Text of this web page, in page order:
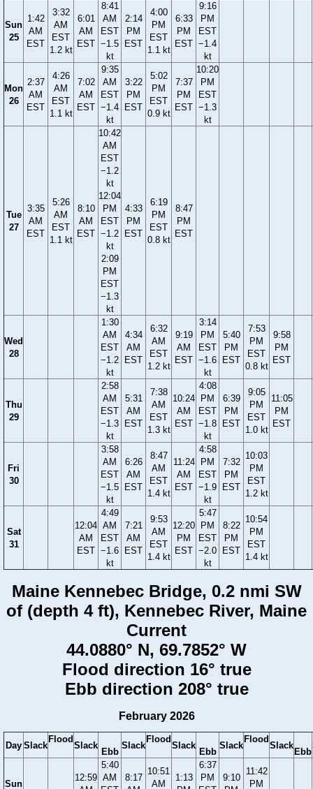
Sun
25
1:42
AM
EST
3:32
AM
EST
1.2 kt
6:01
AM
EST
8:41
AM
EST
−1.5
kt
2:14
PM
EST
4:00
PM
EST
1.1 kt
6:33
PM
EST
9:16
PM
EST
−1.4
kt
Mon
26
2:37
AM
EST
4:26
AM
EST
1.1 kt
7:02
AM
EST
9:35
AM
EST
−1.4
kt
3:22
PM
EST
5:02
PM
EST
0.9 kt
7:37
PM
EST
10:20
PM
EST
−1.3
kt
Tue
27
3:35
AM
EST
5:26
AM
EST
1.1 kt
8:10
AM
EST
10:42
AM
EST
−1.2
kt
12:04
PM
EST
−1.2
kt
2:09
PM
EST
−1.3
kt
4:33
PM
EST
6:19
PM
EST
0.8 kt
8:47
PM
EST
Wed
28
1:30
AM
EST
−1.2
kt
4:34
AM
EST
6:32
AM
EST
1.2 kt
9:19
AM
EST
3:14
PM
EST
−1.6
kt
5:40
PM
EST
7:53
PM
EST
0.8 kt
9:58
PM
EST
Thu
29
2:58
AM
EST
−1.3
kt
5:31
AM
EST
7:38
AM
EST
1.3 kt
10:24
AM
EST
4:08
PM
EST
−1.8
kt
6:39
PM
EST
9:05
PM
EST
1.0 kt
11:05
PM
EST
Fri
30
3:58
AM
EST
−1.5
kt
6:26
AM
EST
8:47
AM
EST
1.4 kt
11:24
AM
EST
4:58
PM
EST
−1.9
kt
7:32
PM
EST
10:03
PM
EST
1.2 kt
Sat
31
12:04
AM
EST
4:49
AM
EST
−1.6
kt
7:21
AM
EST
9:53
AM
EST
1.4 kt
12:20
PM
EST
5:47
PM
EST
−2.0
kt
8:22
PM
EST
10:54
PM
EST
1.4 kt
Maine Kennebec Bridge, 0.2 nmi SW
of (depth 4 ft), Kennebec River, Maine
Current
44.0880° N, 69.7852° W
Flood direction 16° true
Ebb direction 208° true
February 2026
Day Slack
Flood
Slack
Ebb
Slack
Flood
Slack
Ebb
Slack
Flood
Slack
Ebb
Sun
12:59
5:40
AM
8:17
10:51
AM
1:13
6:37
PM
9:10
11:42
PM